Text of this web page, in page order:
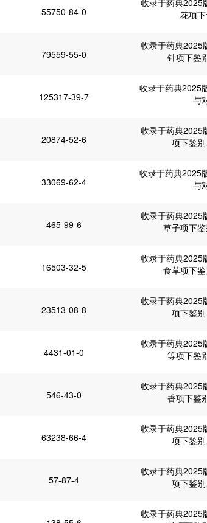
55750-84-0
收录于药典2025
花项
79559-55-0
收录于药典2025
针项下鉴
125317-39-7
收录于药典2025
与
20874-52-6
收录于药典2025
项下鉴
33069-62-4
收录于药典2025
与
465-99-6
收录于药典2025
草子项下
16503-32-5
收录于药典2025
食草项下
23513-08-8
收录于药典2025
项下鉴
4431-01-0
收录于药典2025
等项下鉴
546-43-0
收录于药典2025
香项下鉴
63238-66-4
收录于药典2025
项下鉴
57-87-4
收录于药典2025
项下鉴
收录于药典2025